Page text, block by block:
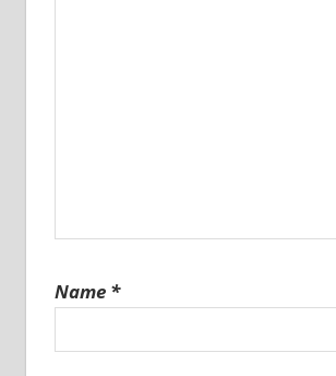
Name *